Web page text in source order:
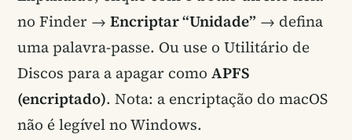
no Finder → Encriptar “Unidade” → defina
uma palavra-passe. Ou use o Utilitário de
Discos para a apagar como APFS
(encriptado). Nota: a encriptação do macOS
não é legível no Windows.